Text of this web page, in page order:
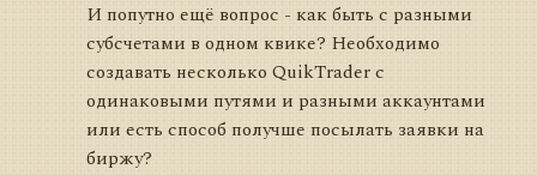
И попутно ещё вопрос - как быть с разными
субсчетами в одном квике? Необходимо
создавать несколько QuikTrader с
одинаковыми путями и разными аккаунтами
или есть способ получше посылать заявки на
биржу?